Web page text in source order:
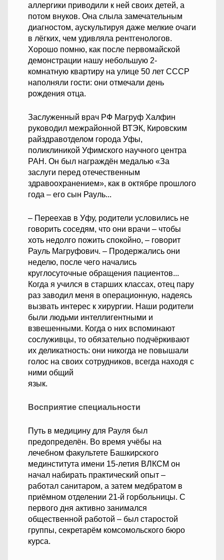
аллергики приводили к ней своих детей, а
потом внуков. Она слыла замечательным
диагностом, аускультируя даже мелкие очаги
в лёгких, чем удивляла рентгенологов.
Хорошо помню, как после первомайской
демонстрации нашу небольшую 2-
комнатную квартиру на улице 50 лет СССР
наполняли гости: они отмечали день
рождения отца.
Заслуженный врач РФ Магруф Халфин
руководил межрайонной ВТЭК, Кировским
райздравотделом города Уфы,
поликлиникой Уфимского научного центра
РАН. Он был награждён медалью «За
заслуги перед отечественным
здравоохранением», как в октябре прошлого
года – его сын Рауль...
– Переехав в Уфу, родители условились не
говорить соседям, что они врачи – чтобы
хоть недолго пожить спокойно, – говорит
Рауль Магруфович. – Продержались они
неделю, после чего начались
круглосуточные обращения пациентов...
Когда я учился в старших классах, отец пару
раз заводил меня в операционную, надеясь
вызвать интерес к хирургии. Наши родители
были людьми интеллигентными и
взвешенными. Когда о них вспоминают
сослуживцы, то обязательно подчёркивают
их деликатность: они никогда не повышали
голос на своих сотрудников, всегда находя с
ними общий
язык.
Восприятие специальности
Путь в медицину для Рауля был
предопределён. Во время учёбы на
лечебном факультете Башкирского
мединститута имени 15-летия ВЛКСМ он
начал набирать практический опыт –
работал санитаром, а затем медбратом в
приёмном отделении 21-й горбольницы. С
первого дня активно занимался
общественной работой – был старостой
группы, секретарём комсомольского бюро
курса.